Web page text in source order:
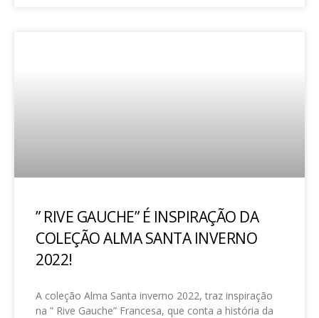
” RIVE GAUCHE” É INSPIRAÇÃO DA
COLEÇÃO ALMA SANTA INVERNO
2022!
A coleção Alma Santa inverno 2022, traz inspiração
na ” Rive Gauche” Francesa, que conta a história da